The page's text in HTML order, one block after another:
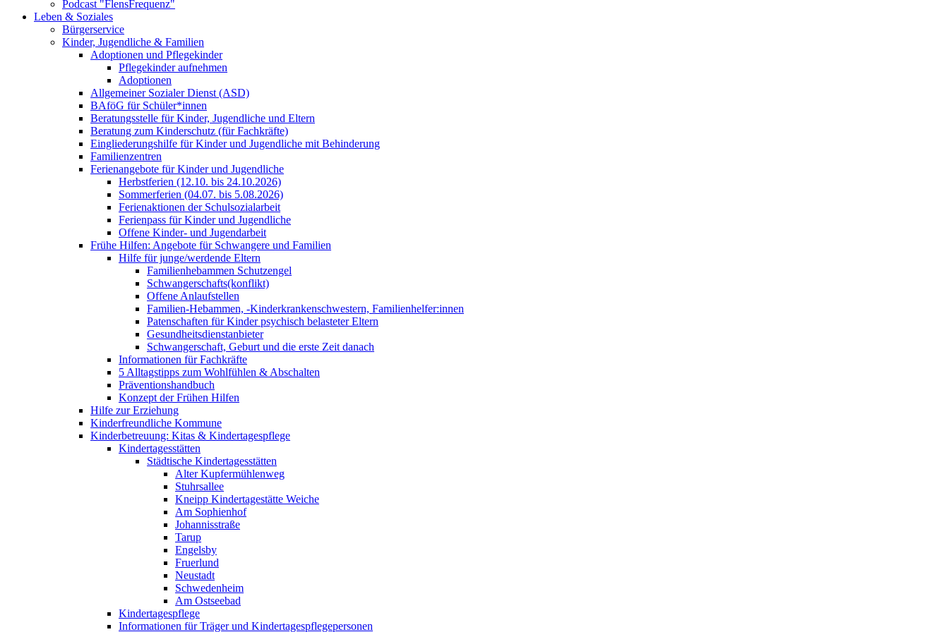
Podcast "FlensFrequenz"
Leben & Soziales
Bürgerservice
Kinder, Jugendliche & Familien
Adoptionen und Pflegekinder
Pflegekinder aufnehmen
Adoptionen
Allgemeiner Sozialer Dienst (ASD)
BAföG für Schüler*innen
Beratungsstelle für Kinder, Jugendliche und Eltern
Beratung zum Kinderschutz (für Fachkräfte)
Eingliederungshilfe für Kinder und Jugendliche mit Behinderung
Familienzentren
Ferienangebote für Kinder und Jugendliche
Herbstferien (12.10. bis 24.10.2026)
Sommerferien (04.07. bis 5.08.2026)
Ferienaktionen der Schulsozialarbeit
Ferienpass für Kinder und Jugendliche
Offene Kinder- und Jugendarbeit
Frühe Hilfen: Angebote für Schwangere und Familien
Hilfe für junge/werdende Eltern
Familienhebammen Schutzengel
Schwangerschafts(konflikt)
Offene Anlaufstellen
Familien-Hebammen, -Kinderkrankenschwestern, Familienhelfer:innen
Patenschaften für Kinder psychisch belasteter Eltern
Gesundheitsdienstanbieter
Schwangerschaft, Geburt und die erste Zeit danach
Informationen für Fachkräfte
5 Alltagstipps zum Wohlfühlen & Abschalten
Präventionshandbuch
Konzept der Frühen Hilfen
Hilfe zur Erziehung
Kinderfreundliche Kommune
Kinderbetreuung: Kitas & Kindertagespflege
Kindertagesstätten
Städtische Kindertagesstätten
Alter Kupfermühlenweg
Stuhrsallee
Kneipp Kindertagestätte Weiche
Am Sophienhof
Johannisstraße
Tarup
Engelsby
Fruerlund
Neustadt
Schwedenheim
Am Ostseebad
Kindertagespflege
Informationen für Träger und Kindertagespflegepersonen